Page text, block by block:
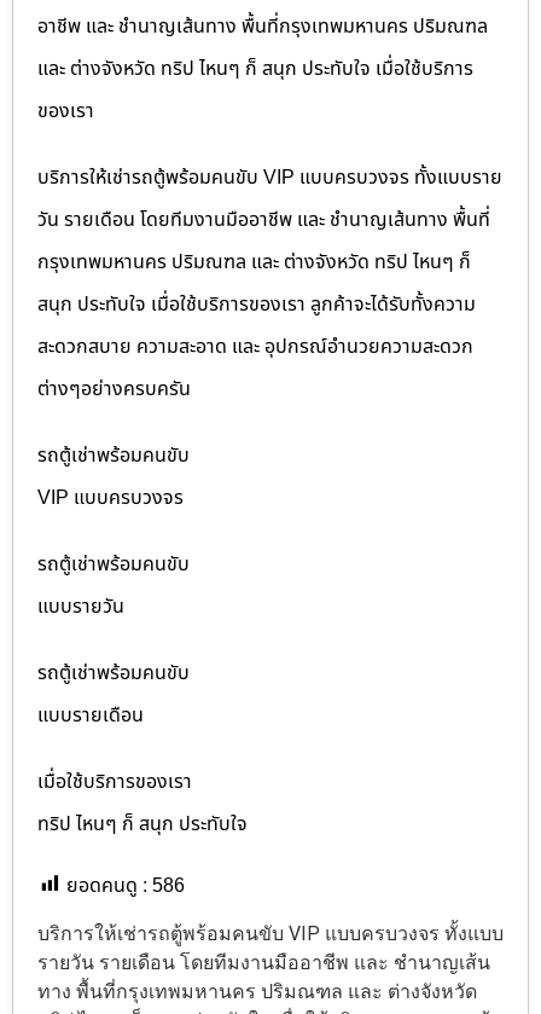
อาชีพ และ ชำนาญเส้นทาง พื้นที่กรุงเทพมหานคร ปริมณฑล
และ ต่างจังหวัด ทริป ไหนๆ ก็ สนุก ประทับใจ เมื่อใช้บริการ
ของเรา
บริการให้เช่ารถตู้พร้อมคนขับ VIP แบบครบวงจร ทั้งแบบราย
วัน รายเดือน โดยทีมงานมืออาชีพ และ ชำนาญเส้นทาง พื้นที่
กรุงเทพมหานคร ปริมณฑล และ ต่างจังหวัด ทริป ไหนๆ ก็
สนุก ประทับใจ เมื่อใช้บริการของเรา ลูกค้าจะได้รับทั้งความ
สะดวกสบาย ความสะอาด และ อุปกรณ์อำนวยความสะดวก
ต่างๆอย่างครบครัน
รถตู้เช่าพร้อมคนขับ
VIP แบบครบวงจร
รถตู้เช่าพร้อมคนขับ
แบบรายวัน
รถตู้เช่าพร้อมคนขับ
แบบรายเดือน
เมื่อใช้บริการของเรา
ทริป ไหนๆ ก็ สนุก ประทับใจ
ยอดคนดู : 586
บริการให้เช่ารถตู้พร้อมคนขับ VIP แบบครบวงจร ทั้งแบบ
รายวัน รายเดือน โดยทีมงานมืออาชีพ และ ชำนาญเส้น
ทาง พื้นที่กรุงเทพมหานคร ปริมณฑล และ ต่างจังหวัด